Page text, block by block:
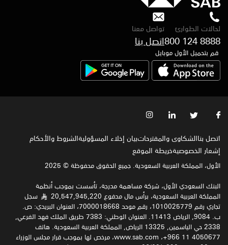
لحالات الطوارئ
800 124 8888
تواصل معنا
اتصل بنا
قم بتحميل الأول موبايل
اتصل بناالشكاوى والمقترحاتبيان إخلاء المسؤوليةالشروط والأحكام
إشعار الخصوصية‍خريطة الموقع
الأول، المملكة العربية السعودية. جميع الحقوق محفوظة © 2025
البنك السعودي الأول، شركة مساهمة مدرجة، تأسست بموجب أنظمة
المملكة العربية السعودية، برأس مال مدفوع 20,547,945,220
§
سجل
تجاري رقم 1010025779، رقم موحد 7000018668، العنوان البريدي: ص.
ب. 9084, الرياض 11413. العنوان الوطني: 7383 طريق الملك فهد الفرعي,
2338 حي الياسمين, 13325 الرياض, المملكة العربية السعودية. هاتف
4050677 11 966+، www.sab.com، مرخص لها بموجب قرار مجلس الوزراء